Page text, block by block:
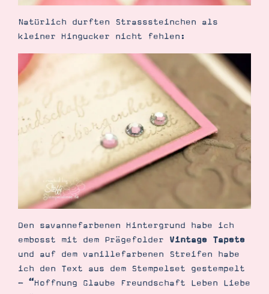
Natürlich durften Strasssteinchen als
kleiner Hingucker nicht fehlen:
Den savannefarbenen Hintergrund habe ich
embosst mit dem Prägefolder Vintage Tapete
und auf dem vanillefarbenen Streifen habe
ich den Text aus dem Stempelset gestempelt
- “Hoffnung Glaube Freundschaft Leben Liebe